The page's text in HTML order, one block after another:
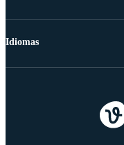
Idiomas